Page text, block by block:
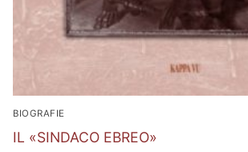
BIOGRAFIE
IL «SINDACO EBREO»